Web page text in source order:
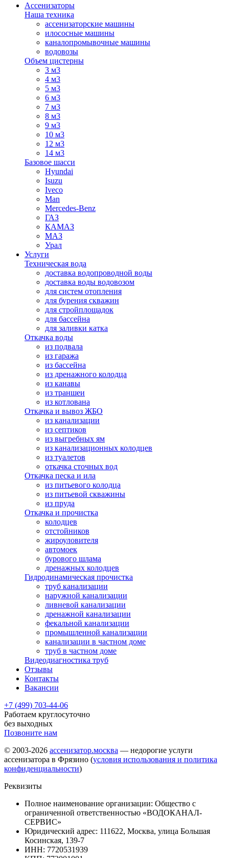
Ассенизаторы
Наша техника
ассенизаторские машины
илососные машины
каналопромывочные машины
водовозы
Объем цистерны
3 м3
4 м3
5 м3
6 м3
7 м3
8 м3
9 м3
10 м3
12 м3
14 м3
Базовое шасси
Hyundai
Isuzu
Iveco
Man
Mercedes-Benz
ГАЗ
КАМАЗ
МАЗ
Урал
Услуги
Техническая вода
доставка водопроводной воды
доставка воды водовозом
для систем отопления
для бурения скважин
для стройплощадок
для бассейна
для заливки катка
Откачка воды
из подвала
из гаража
из бассейна
из дренажного колодца
из канавы
из траншеи
из котлована
Откачка и вывоз ЖБО
из канализации
из септиков
из выгребных ям
из канализационных колодцев
из туалетов
откачка сточных вод
Откачка песка и ила
из питьевого колодца
из питьевой скважины
из пруда
Откачка и прочистка
колодцев
отстойников
жироуловителя
автомоек
бурового шлама
дренажных колодцев
Гидродинамическая прочистка
труб канализации
наружной канализации
ливневой канализации
дренажной канализации
фекальной канализации
промышленной канализации
канализации в частном доме
труб в частном доме
Видеодиагностика труб
Отзывы
Контакты
Вакансии
+7 (499) 703-44-06
Работаем круглосуточно
без выходных
Позвоните нам
© 2003-2026 ассенизатор.москва — недорогие услуги
ассенизатора в Фрязино (условия использования и политика
конфиденциальности)
Реквизиты
Полное наименование организации: Общество с
ограниченной ответственностью «ВОДОКАНАЛ-
СЕРВИС»
Юридический адрес: 111622, Москва, улица Большая
Косинская, 139-7
ИНН: 7720531939